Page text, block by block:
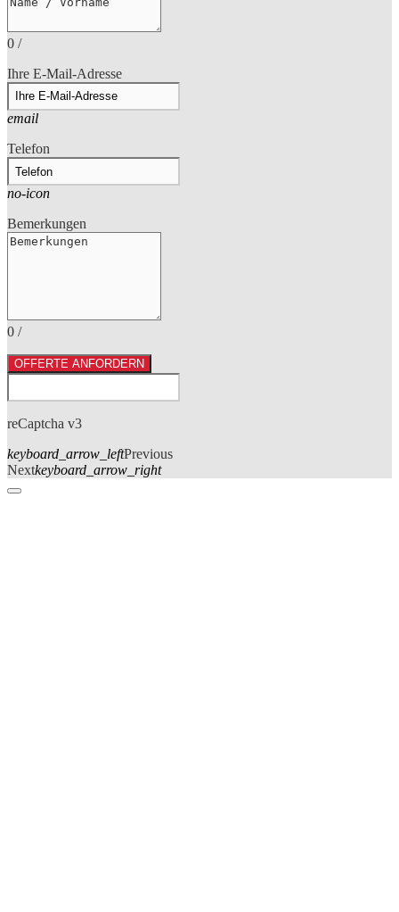
0 /
Ihre E-Mail-Adresse
email
Telefon
no-icon
Bemerkungen
0 /
OFFERTE ANFORDERN
reCaptcha v3
keyboard_arrow_leftPrevious
Nextkeyboard_arrow_right